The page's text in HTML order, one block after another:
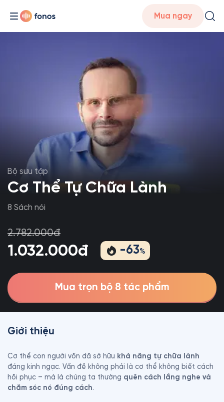
Mua ngay
Bộ sưu tập
Cơ Thể Tự Chữa Lành
8 Sách nói
2.782.000đ
1.032.000đ -63%
Mua trọn bộ 8 tác phẩm
Giới thiệu
Cơ thể con người vốn đã sở hữu khả năng tự chữa lành
đáng kinh ngạc. Vấn đề không phải là cơ thể không biết cách
hồi phục – mà là chúng ta thường quên cách lắng nghe và
chăm sóc nó đúng cách.